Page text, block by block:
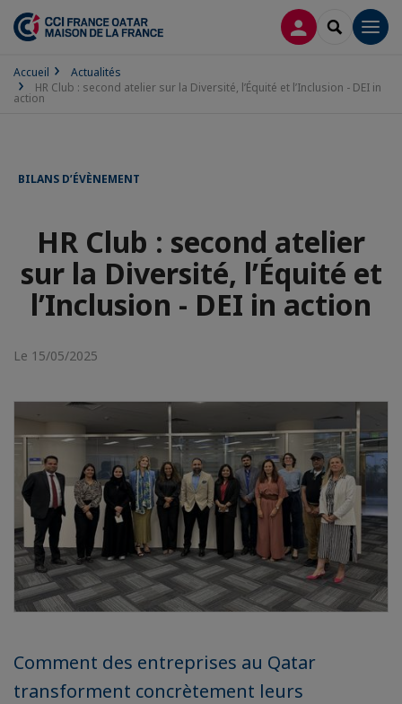
CONNEXION
Accueil
Actualités
HR Club : second atelier sur la Diversité, l’Équité et l’Inclusion - DEI in
action
BILANS D’ÉVÈNEMENT
HR Club : second atelier
sur la Diversité, l’Équité et
l’Inclusion - DEI in action
Le 15/05/2025
Comment des entreprises au Qatar
transforment concrètement leurs